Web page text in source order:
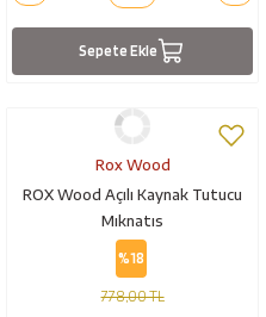
Sepete Ekle
Rox Wood
ROX Wood Açılı Kaynak Tutucu
Mıknatıs
%18
778,00 TL